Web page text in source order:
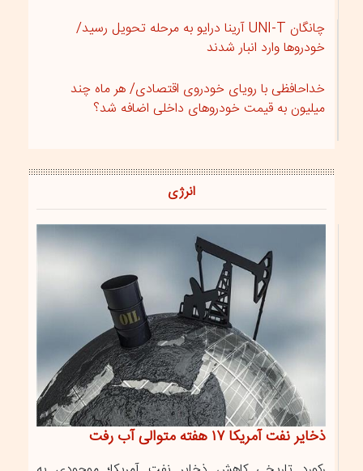
چانگان UNI-T آرینا درایو به مرحله تحویل رسید/
خودروها وارد انبار شدند
خداحافظی با رویای خودروی اقتصادی/ هر ماه چند
میلیون به قیمت خودروهای داخلی اضافه شد؟
انرژی
ذخایر نفت آمریکا ۱۷ هفته متوالی آب رفت